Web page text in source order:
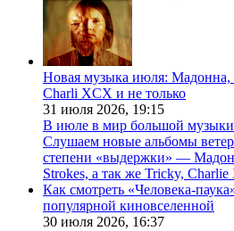
Новая музыка июля: Мадонна,
Charli XCX и не только
31 июля 2026, 19:15
В июле в мир большой музыки
Слушаем новые альбомы
степени «выдержки» —
Strokes, а так же Tricky,
Как смотреть «Человека-
популярной киновселенной
30 июля 2026, 16:37